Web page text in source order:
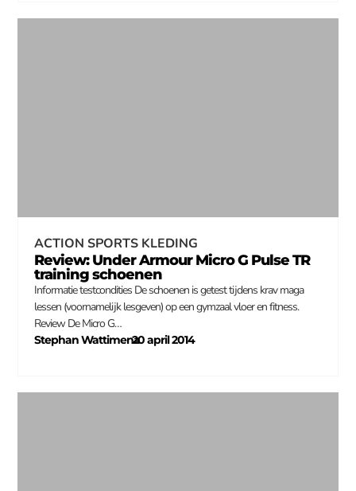
ACTION SPORTS KLEDING
Review: Under Armour Micro G Pulse TR
training schoenen
Informatie testcondities De schoenen is getest tijdens krav maga
lessen (voornamelijk lesgeven) op een gymzaal vloer en fitness.
Review De Micro G…
Stephan Wattimena
–
20 april 2014